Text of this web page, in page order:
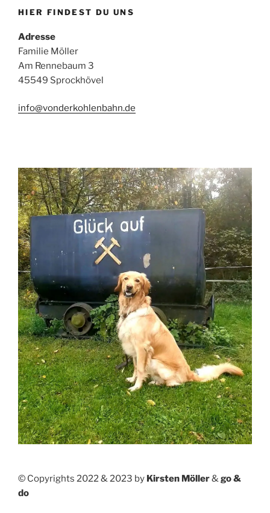
HIER FINDEST DU UNS
Adresse
Familie Möller
Am Rennebaum 3
45549 Sprockhövel
info@vonderkohlenbahn.de
© Copyrights 2022 & 2023 by Kirsten Möller&go &
do